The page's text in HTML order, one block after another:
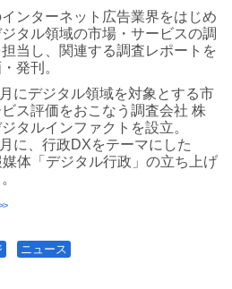
ンターネット広告業界をはじめ
タル領域の市場・サービスの調
当し、関連する調査レポートを
発刊。
にデジタル領域を対象とする市
ス評価をおこなう調査会社 株
タルインファクトを設立。
に、行政DXをテーマにした
体「デジタル行政」の立ち上げ
ニュース